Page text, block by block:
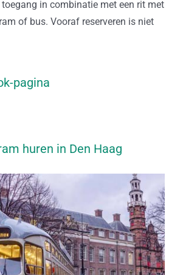
in combinatie met een rit met
of bus. Vooraf reserveren is niet
pagina
huren in Den Haag